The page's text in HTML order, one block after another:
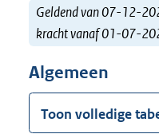
Geldend van 07-12-
kracht vanaf 01-07-
Algemeen
Toon volledige